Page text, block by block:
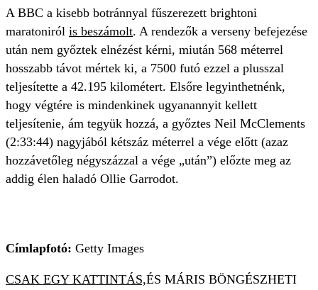
A BBC a kisebb botránnyal fűszerezett brightoni
maratoniról is beszámolt. A rendezők a verseny befejezése
után nem győztek elnézést kérni, miután 568 méterrel
hosszabb távot mértek ki, a 7500 futó ezzel a plusszal
teljesítette a 42.195 kilométert. Elsőre legyinthetnénk,
hogy végtére is mindenkinek ugyanannyit kellett
teljesítenie, ám tegyük hozzá, a győztes Neil McClements
(2:33:44) nagyjából kétszáz méterrel a vége előtt (azaz
hozzávetőleg négyszázzal a vége „után”) előzte meg az
addig élen haladó Ollie Garrodot.
Címlapfotó: Getty Images
CSAK EGY KATTINTÁS,ÉS MÁRIS BÖNGÉSZHETI